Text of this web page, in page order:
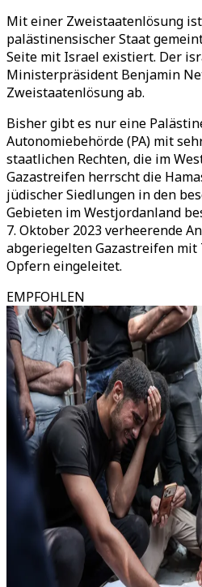
Mit einer Zweistaatenlösung
palästinensischer Staat
Seite mit Israel existiert. Der
Ministerpräsident Benjamin
Zweistaatenlösung ab.
Bisher gibt es nur eine
Autonomiebehörde (PA) mit
staatlichen Rechten, die im
Gazastreifen herrscht die
jüdischer Siedlungen in den
Gebieten im Westjordanland
7. Oktober 2023 verheerende
abgeriegelten Gazastreifen mit
Opfern eingeleitet.
EMPFOHLEN